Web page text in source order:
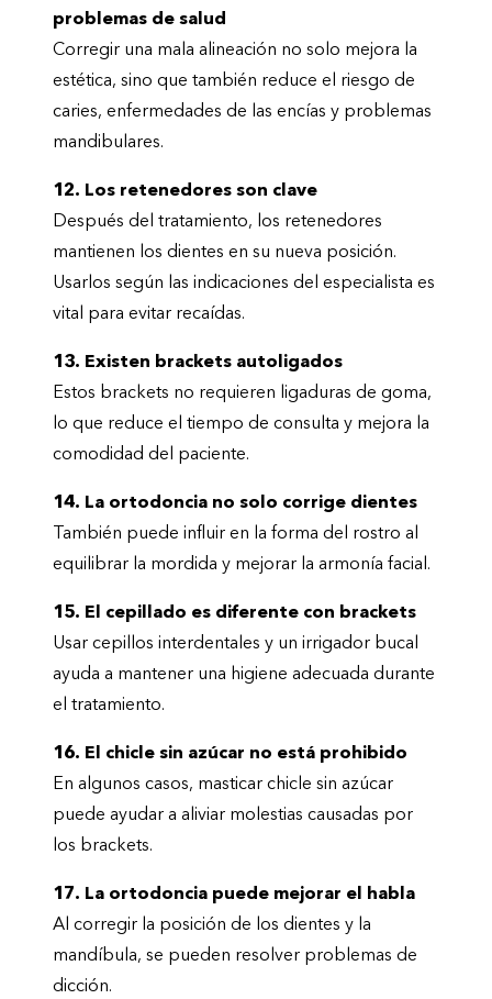
problemas de salud
Corregir una mala alineación no solo mejora la
estética, sino que también reduce el riesgo de
caries, enfermedades de las encías y problemas
mandibulares.
12. Los retenedores son clave
Después del tratamiento, los retenedores
mantienen los dientes en su nueva posición.
Usarlos según las indicaciones del especialista es
vital para evitar recaídas.
13. Existen brackets autoligados
Estos brackets no requieren ligaduras de goma,
lo que reduce el tiempo de consulta y mejora la
comodidad del paciente.
14. La ortodoncia no solo corrige dientes
También puede influir en la forma del rostro al
equilibrar la mordida y mejorar la armonía facial.
15. El cepillado es diferente con brackets
Usar cepillos interdentales y un irrigador bucal
ayuda a mantener una higiene adecuada durante
el tratamiento.
16. El chicle sin azúcar no está prohibido
En algunos casos, masticar chicle sin azúcar
puede ayudar a aliviar molestias causadas por
los brackets.
17. La ortodoncia puede mejorar el habla
Al corregir la posición de los dientes y la
mandíbula, se pueden resolver problemas de
dicción.